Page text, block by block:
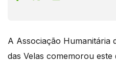
A Associação Humanitária
das Velas comemorou